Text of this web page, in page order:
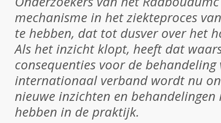
mechanisme in het ziekteproces
te hebben, dat tot dusver over het
Als het inzicht klopt, heeft dat
consequenties voor de
internationaal verband wordt nu
nieuwe inzichten en
hebben in de praktijk.